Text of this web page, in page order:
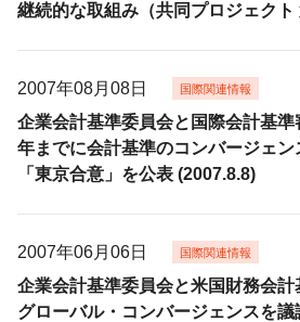
継続的な取組み（共同プロジェクト
2007年08月08日 国際関連情報
企業会計基準委員会と国際会計基
年までに会計基準のコンバージェン
「東京合意」を公表 (2007.8.8)
2007年06月06日 国際関連情報
企業会計基準委員会と米国財務会計
グローバル・コンバージェンスを